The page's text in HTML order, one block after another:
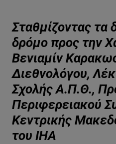
Σταθμίζοντας τα
δρόμο προς την
Βενιαμίν
Διεθνολόγου,
Σχολής Α.Π.Θ.,
Περιφερειακού
Κεντρικής
του ΙΗΑ